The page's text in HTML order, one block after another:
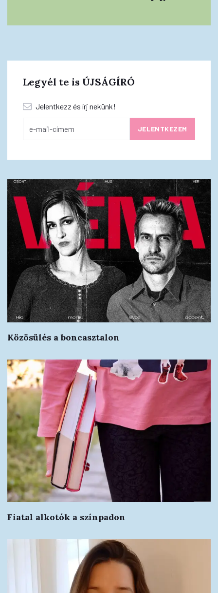
Legyél te is ÚJSÁGÍRÓ
Jelentkezz és írj nekünk!
Közösülés a boncasztalon
Fiatal alkotók a színpadon